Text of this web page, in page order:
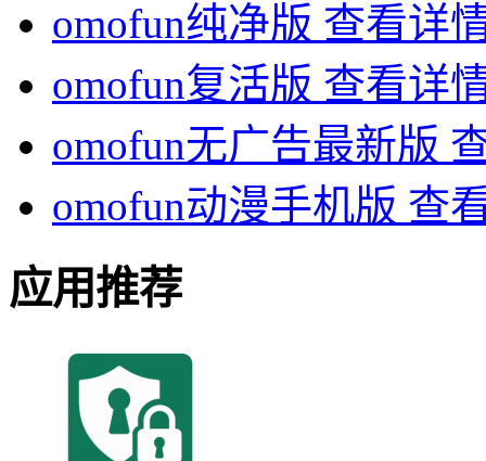
omofun纯净版 查看详
omofun复活版 查看详
omofun无广告最新版
omofun动漫手机版 查
应用推荐